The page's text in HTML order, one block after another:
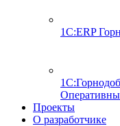
1С:ERP
Проекты
О разработчике